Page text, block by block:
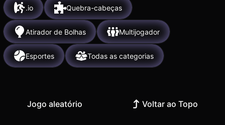
.io Quebra-cabeças
Atirador de Bolhas Multijogador
Esportes Todas as categorias
Jogo aleatório Voltar ao Topo